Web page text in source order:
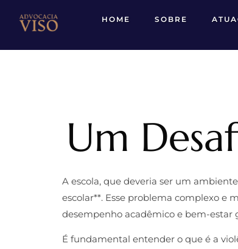
HOME SOBRE
Um
A escola, que deveria ser um
escolar**. Esse problema complexo e
desempenho acadêmico e bem-estar
É fundamental entender o que é a